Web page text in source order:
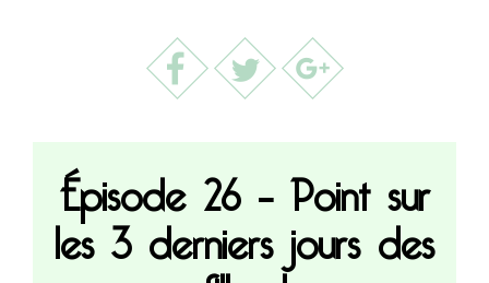
Épisode 26 – Point sur
les 3 derniers jours des